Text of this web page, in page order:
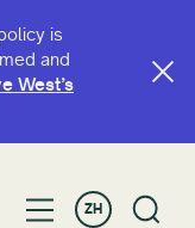
is
and
West’s
ZH